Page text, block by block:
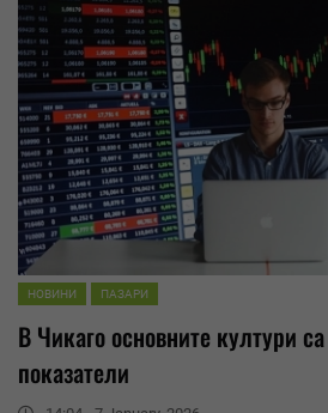
НОВИНИ ПАЗАРИ
В Чикаго основните култури
показатели